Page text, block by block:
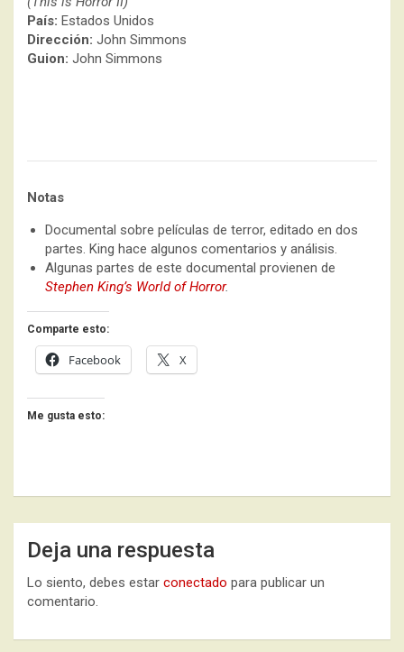
País: Estados Unidos
Dirección: John Simmons
Guion: John Simmons
Notas
Documental sobre películas de terror, editado en dos
partes. King hace algunos comentarios y análisis.
Algunas partes de este documental provienen de
Stephen King’s World of Horror.
Comparte esto:
Facebook X
Me gusta esto:
Deja una respuesta
Lo siento, debes estar conectado para publicar un
comentario.